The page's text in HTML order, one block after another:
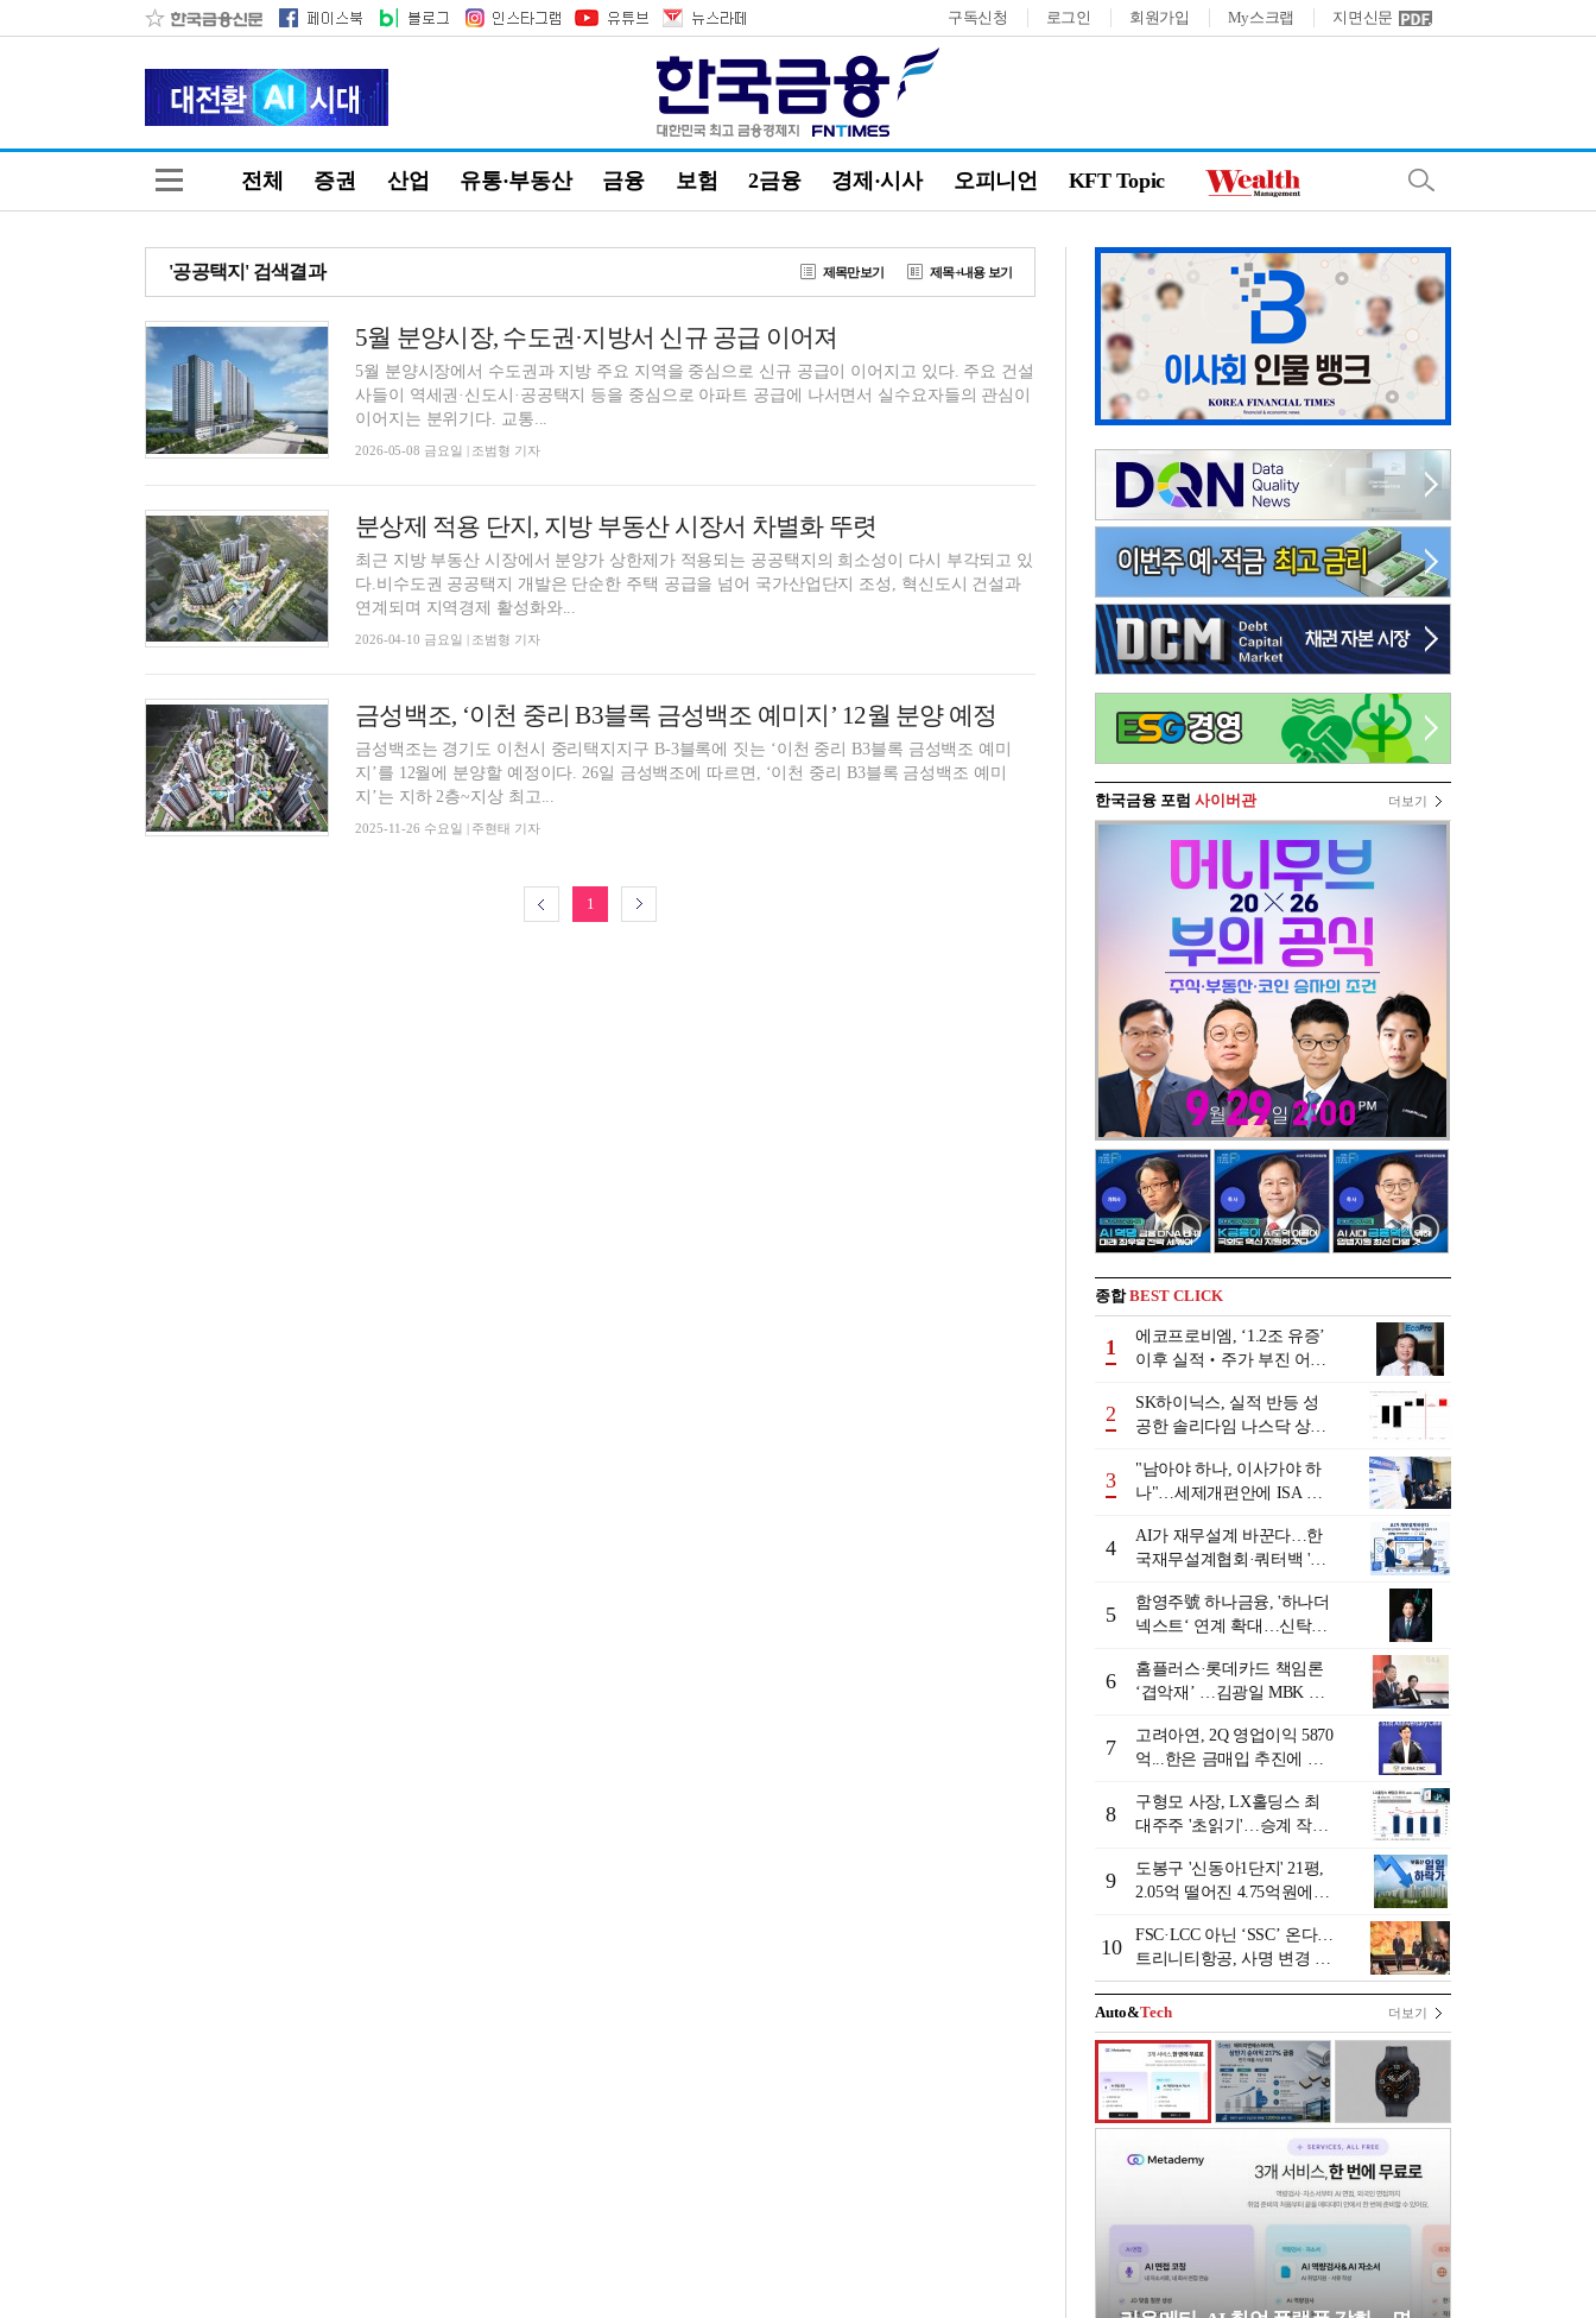
구독신청 로그인 회원가입 My스크랩 지면신문
전체 증권 산업 유통·부동산 금융 보험 2금융 경제·시사 오피니언 KFT Topic
'공공택지' 검색결과 제목만보기 제목+내용 보기
5월 분양시장, 수도권·지방서 신규 공급 이어져
5월 분양시장에서 수도권과 지방 주요 지역을 중심으로 신규 공급이 이어지고 있다. 주요 건설
사들이 역세권·신도시·공공택지 등을 중심으로 아파트 공급에 나서면서 실수요자들의 관심이
이어지는 분위기다. 교통...
2026-05-08 금요일 | 조범형 기자
분상제 적용 단지, 지방 부동산 시장서 차별화 뚜렷
최근 지방 부동산 시장에서 분양가 상한제가 적용되는 공공택지의 희소성이 다시 부각되고 있
다.비수도권 공공택지 개발은 단순한 주택 공급을 넘어 국가산업단지 조성, 혁신도시 건설과
연계되며 지역경제 활성화와...
2026-04-10 금요일 | 조범형 기자
금성백조, ‘이천 중리 B3블록 금성백조 예미지’ 12월 분양 예정
금성백조는 경기도 이천시 중리택지지구 B-3블록에 짓는 ‘이천 중리 B3블록 금성백조 예미
지’를 12월에 분양할 예정이다. 26일 금성백조에 따르면, ‘이천 중리 B3블록 금성백조 예미
지’는 지하 2층~지상 최고...
2025-11-26 수요일 | 주현태 기자
1
한국금융 포럼 사이버관 더보기
종합BEST CLICK
1
에코프로비엠, ‘1.2조 유증’
이후 실적‧주가 부진 어쩌
2
SK하이닉스, 실적 반등 성
공한 솔리다임 나스닥 상장
3
"남아야 하나, 이사가야 하
나"…세제개편안에 ISA 투
4
AI가 재무설계 바꾼다…한
국재무설계협회·쿼터백 '베
5
함영주號 하나금융, '하나더
넥스트‘ 연계 확대…신탁수
니어 비즈니스 돋보기]
6
홈플러스·롯데카드 책임론
‘겹악재’ …김광일 MBK 부
7
고려아연, 2Q 영업이익 5870
억...한은 금매입 추진에 주
8
구형모 사장, LX홀딩스 최
대주주 '초읽기'…승계 작업
9
도봉구 '신동아1단지' 21평,
2.05억 떨어진 4.75억원에
10
FSC·LCC 아닌 ‘SSC’ 온다…
트리니티항공, 사명 변경 넘
어 사업모델 전환 선언
Auto&Tech 더보기